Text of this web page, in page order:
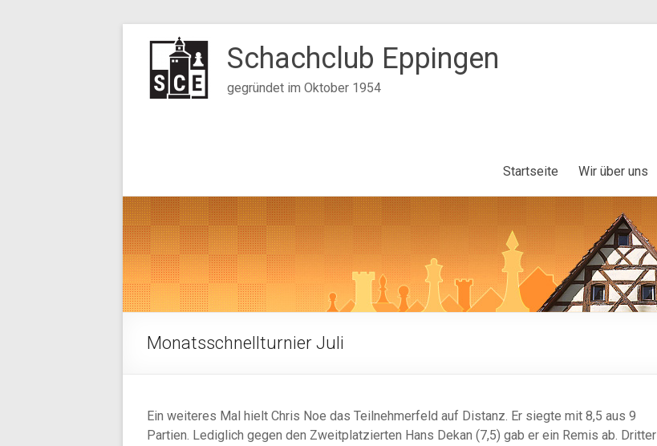
Inhalt
springen
Schachclub Eppingen
gegründet im Oktober 1954
Startseite Wir über uns
Monatsschnellturnier Juli
Ein weiteres Mal hielt Chris Noe das Teilnehmerfeld auf Distanz. Er siegte mit 8,5 aus 9
Partien. Lediglich gegen den Zweitplatzierten Hans Dekan (7,5) gab er ein Remis ab. Dritter